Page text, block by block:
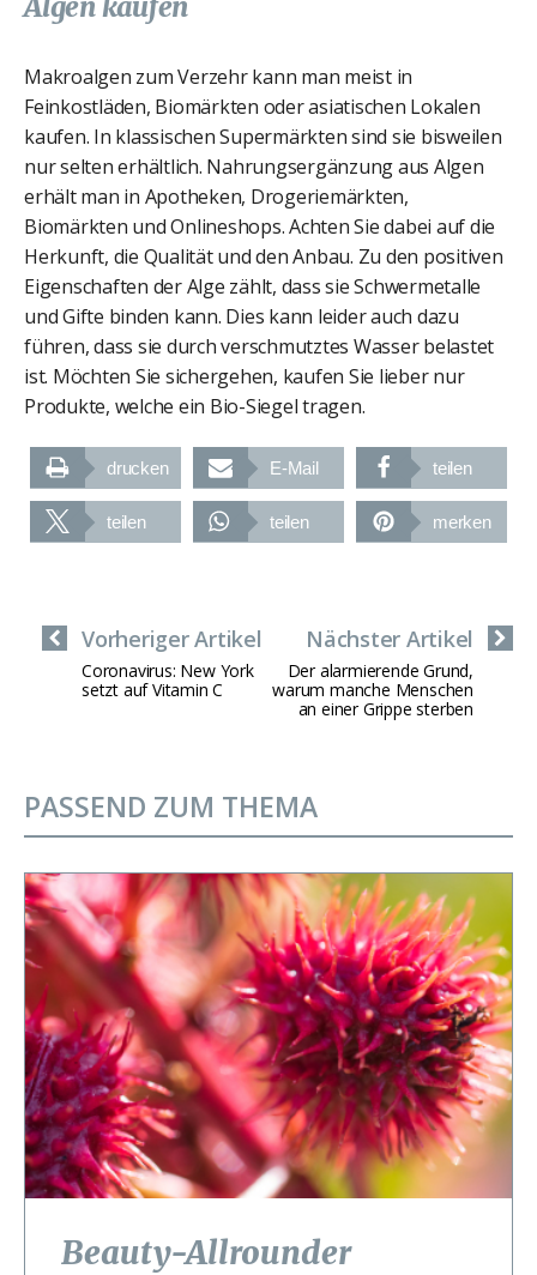
Makroalgen zum Verzehr kann man meist in
Feinkostläden, Biomärkten oder asiatischen Lokalen
kaufen. In klassischen Supermärkten sind sie bisweilen
nur selten erhältlich. Nahrungsergänzung aus Algen
erhält man in Apotheken, Drogeriemärkten,
Biomärkten und Onlineshops. Achten Sie dabei auf die
Herkunft, die Qualität und den Anbau. Zu den positiven
Eigenschaften der Alge zählt, dass sie Schwermetalle
und Gifte binden kann. Dies kann leider auch dazu
führen, dass sie durch verschmutztes Wasser belastet
ist. Möchten Sie sichergehen, kaufen Sie lieber nur
Produkte, welche ein Bio-Siegel tragen.
drucken E-Mail teilen
teilen teilen merken
Nächster Artikel
Der alarmierende Grund,
warum manche Menschen
an einer Grippe sterben
Vorheriger Artikel
Coronavirus: New York
setzt auf Vitamin C
PASSEND ZUM THEMA
Beauty-Allrounder